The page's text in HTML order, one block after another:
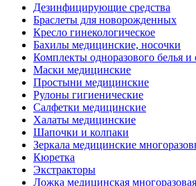
Дезинфицирующие средства
Браслеты для новорожденных
Кресло гинекологическое
Бахилы медицинские, носочки
Комплекты одноразового белья
Маски медицинские
Простыни медицинские
Рулоны гигиенические
Салфетки медицинские
Халаты медицинские
Шапочки и колпаки
Зеркала медицинские
Кюретка
Экстракторы
Ложка медицинская многоразовая